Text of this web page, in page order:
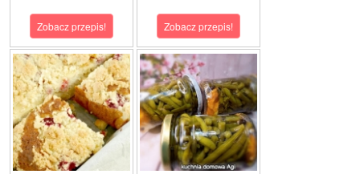
Zobacz przepis! Zobacz przepis!